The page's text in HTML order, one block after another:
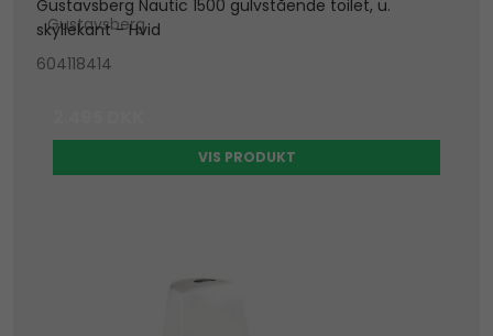
Gustavsberg Nautic 1500 gulvstående toilet, u.
skyllekant - Hvid
Gustavsberg
604118414
VIS PRODUKT